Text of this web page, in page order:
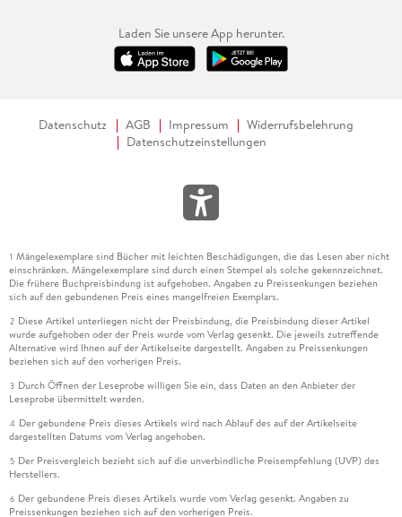
Laden Sie unsere App herunter.
Datenschutz AGB Impressum
Widerrufsbelehrung
Datenschutzeinstellungen
1 Mängelexemplare sind Bücher mit leichten Beschädigungen, die das Lesen aber nicht
einschränken. Mängelexemplare sind durch einen Stempel als solche gekennzeichnet.
Die frühere Buchpreisbindung ist aufgehoben. Angaben zu Preissenkungen beziehen
sich auf den gebundenen Preis eines mangelfreien Exemplars.
2 Diese Artikel unterliegen nicht der Preisbindung, die Preisbindung dieser Artikel
wurde aufgehoben oder der Preis wurde vom Verlag gesenkt. Die jeweils zutreffende
Alternative wird Ihnen auf der Artikelseite dargestellt. Angaben zu Preissenkungen
beziehen sich auf den vorherigen Preis.
3 Durch Öffnen der Leseprobe willigen Sie ein, dass Daten an den Anbieter der
Leseprobe übermittelt werden.
4 Der gebundene Preis dieses Artikels wird nach Ablauf des auf der Artikelseite
dargestellten Datums vom Verlag angehoben.
5 Der Preisvergleich bezieht sich auf die unverbindliche Preisempfehlung (UVP) des
Herstellers.
6 Der gebundene Preis dieses Artikels wurde vom Verlag gesenkt. Angaben zu
Preissenkungen beziehen sich auf den vorherigen Preis.